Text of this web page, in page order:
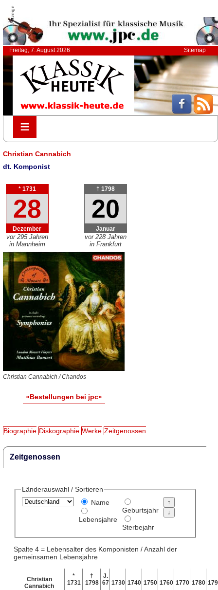
Anzeige
Freitag, 7. August 2026 Sitemap
≡
≡
Christian Cannabich
dt. Komponist
* 1731
28
Dezember
vor 295 Jahren
in Mannheim
† 1798
20
Januar
vor 228 Jahren
in Frankfurt
Christian Cannabich / Chandos
»Bestellungen bei jpc«
Biographie Diskographie Werke Zeitgenossen
Zeitgenossen
Länderauswahl / Sortieren
Name
Lebensjahre
Geburtsjahr
Sterbejahr
Spalte 4 = Lebensalter des Komponisten / Anzahl der
gemeinsamen Lebensjahre
Christian
Cannabich
*
1731
†
1798
J.
67 1730 1740 1750 1760 1770 1780